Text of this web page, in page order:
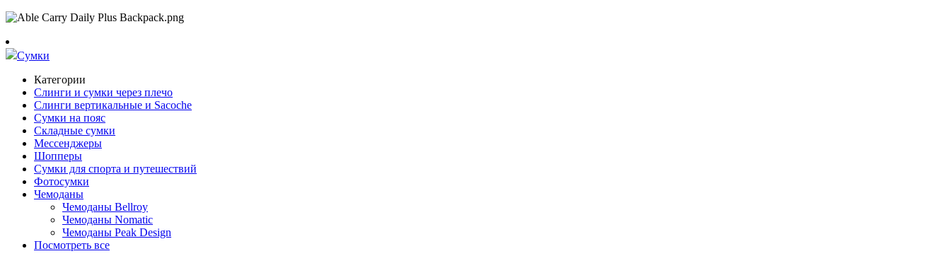
Сумки
Категории
Слинги и сумки через плечо
Слинги вертикальные и Sacoche
Сумки на пояс
Складные сумки
Мессенджеры
Шопперы
Сумки для спорта и путешествий
Фотосумки
Чемоданы
Чемоданы Bellroy
Чемоданы Nomatic
Чемоданы Peak Design
Посмотреть все